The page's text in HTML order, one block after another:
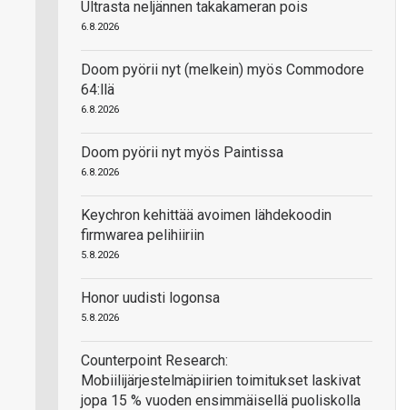
Ultrasta neljännen takakameran pois
6.8.2026
Doom pyörii nyt (melkein) myös Commodore
64:llä
6.8.2026
Doom pyörii nyt myös Paintissa
6.8.2026
Keychron kehittää avoimen lähdekoodin
firmwarea pelihiiriin
5.8.2026
Honor uudisti logonsa
5.8.2026
Counterpoint Research:
Mobiilijärjestelmäpiirien toimitukset laskivat
jopa 15 % vuoden ensimmäisellä puoliskolla